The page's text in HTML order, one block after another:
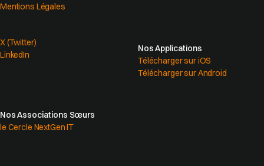
Mentions Légales
X (Twitter)
LinkedIn
Nos Applications
Télécharger sur iOS
Télécharger sur Android
Nos Associations Sœurs
le Cercle NextGen IT